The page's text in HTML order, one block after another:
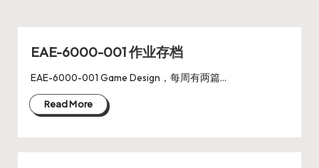
r
_
N
ot
e
EAE-6000-001 作业存档
EAE-6000-001 Game Design，每周有两篇…
Read More